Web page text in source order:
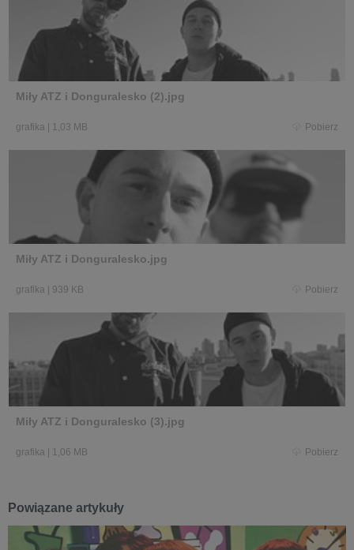
Miły ATZ i Donguralesko (2).jpg
grafika 1,03 MB Pobierz
Miły ATZ i Donguralesko.jpg
grafika 939 KB Pobierz
Miły ATZ i Donguralesko (3).jpg
grafika 1,06 MB Pobierz
Powiązane artykuły